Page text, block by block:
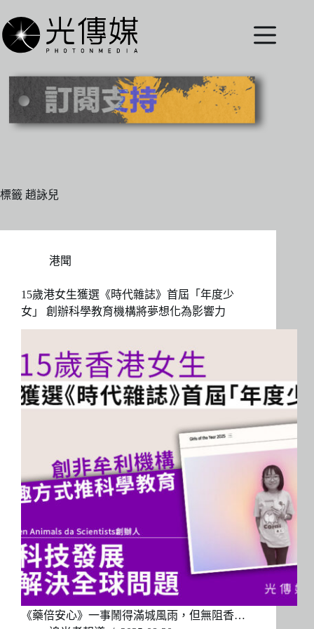
至
主
內
標籤 趙詠兒
港聞
15歲港女生獲選《時代雜誌》首屆「年度少
女」 創辦科學教育機構將夢想化為影響力
《藥倍安心》一事鬧得滿城風雨，但無阻香…